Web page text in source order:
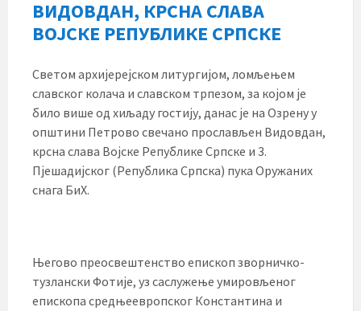
ВИДОВДАН, КРСНА СЛАВА
ВОЈСКЕ РЕПУБЛИКЕ СРПСКЕ
Светом архијерејском литургијом, ломљењем
славског колача и славском трпезом, за којом је
било више од хиљаду гостију, данас је на Озрену у
општини Петрово свечано прослављен Видовдан,
крсна слава Војске Републике Српске и 3.
Пјешадијског (Република Српска) пука Оружаних
снага БиХ.
Његово преосвештенство епископ зворничко-
тузлански Фотије, уз саслужење умировљеног
епископа средњеевропског Константина и